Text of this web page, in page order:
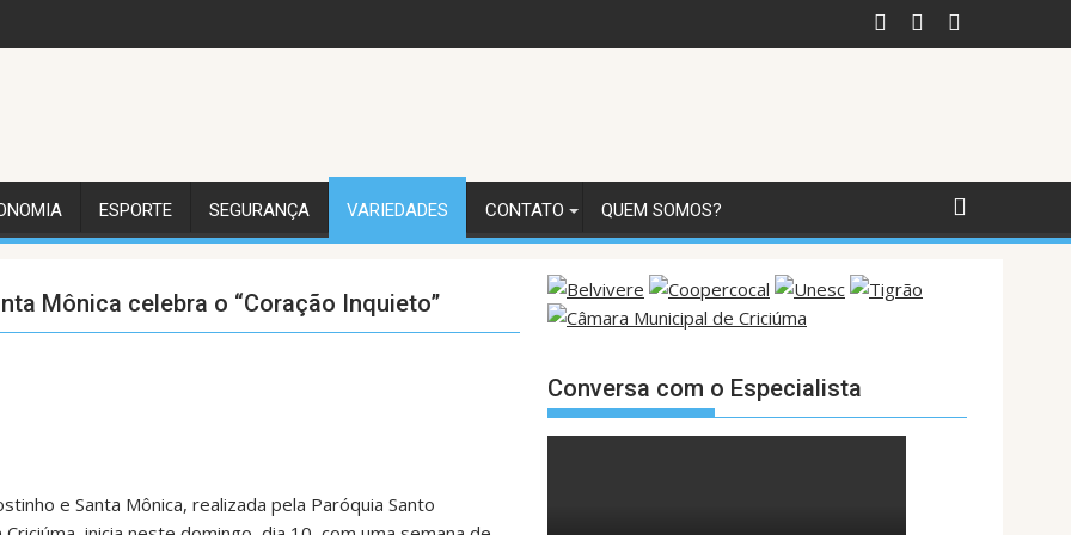
ESPORTE SEGURANÇA VARIEDADES CONTATO QUEM SOMOS?
Mônica celebra o “Coração Inquieto”
e Santa Mônica, realizada pela Paróquia Santo
Conversa com o Especialista